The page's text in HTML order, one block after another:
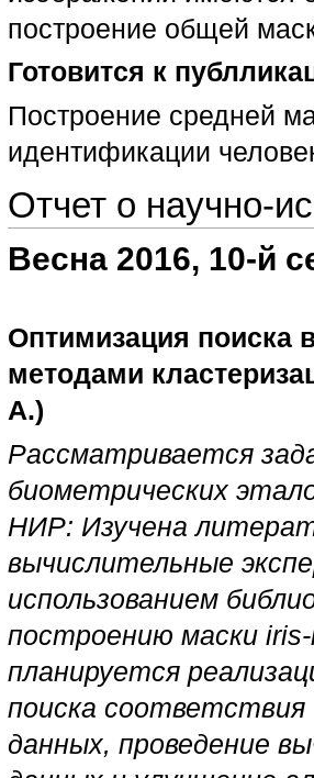
построение общей
Готовится к
Построение средней
идентификации
Отчет о научно-
Весна 2016, 10-й
Оптимизация поиска
методами
А.)
Рассматривается
биометрических
НИР: Изучена
вычислительные
использованием
построению маски
планируется
поиска соответствия
данных, проведение